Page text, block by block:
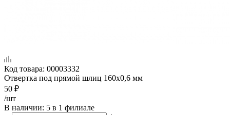
Код товара: 00003332
Отвертка под прямой шлиц 160х0,6 мм
50 ₽
/шт
В наличии: 5 в 1 филиале